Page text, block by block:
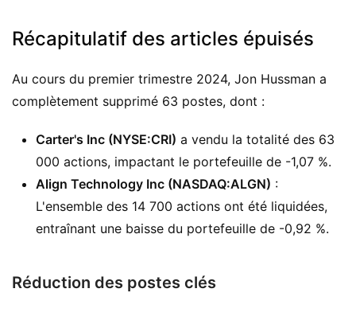
Récapitulatif des articles épuisés
Au cours du premier trimestre 2024, Jon Hussman a
complètement supprimé 63 postes, dont :
Carter's Inc (NYSE:CRI) a vendu la totalité des 63
000 actions, impactant le portefeuille de -1,07 %.
Align Technology Inc (NASDAQ:ALGN) :
L'ensemble des 14 700 actions ont été liquidées,
entraînant une baisse du portefeuille de -0,92 %.
Réduction des postes clés